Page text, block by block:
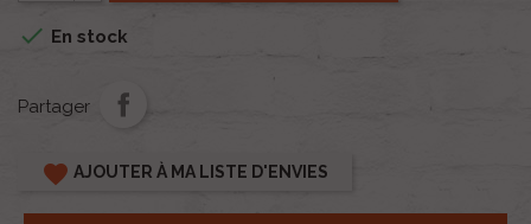
 En stock
Partager
favorite AJOUTER À MA LISTE D'ENVIES